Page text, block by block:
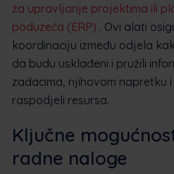
za upravljanje projektima ili
poduzeća (ERP) . Ovi alati
koordinaciju između odjela
da budu usklađeni i pružili
zadacima, njihovom napretku
raspodjeli resursa.
Ključne
radne naloge